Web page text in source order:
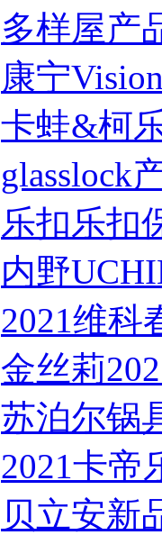
多样屋产
康宁
卡蛙&柯
glasslock
乐扣乐扣
内野
2021维科
金丝莉
苏泊尔锅
2021卡帝
贝立安新